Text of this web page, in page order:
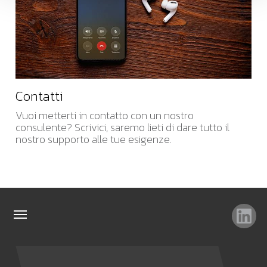
Contatti
Vuoi metterti in contatto con un nostro
consulente? Scrivici, saremo lieti di dare tutto il
nostro supporto alle tue esigenze.